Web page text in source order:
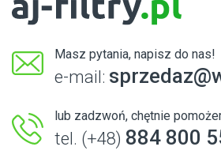
Masz pytania, napisz do nas!
e-mail:
lub zadzwoń, chętnie
tel. (+48) 884 800